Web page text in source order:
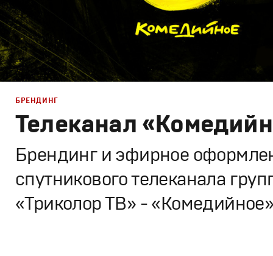
Телеканал
Брендинг и эфирное
спутникового телеканала
«Триколор ТВ» -
БРЕНДИНГ